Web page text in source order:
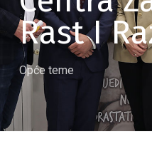
Rast I
Opće teme